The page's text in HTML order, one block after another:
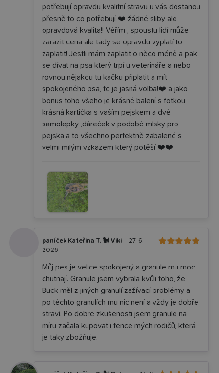
potřebují opravdu kvalitní stravu u vás dostanou
přesně to co potřebují ❤️ žádné sliby ale
opravdová kvalita!! Věřím , spoustu lidí může
zarazit cena ale tady se opravdu vyplatí to
zaplatit! Jestli mám zaplatit o něco méně a pak
se dívat na psa který trpí u veterináře a nebo
rovnou nějakou tu kačku připlatit a mít
spokojeného psa, to je jasná volba!❤️ a jako
bonus toho všeho je krásné balení s fotkou,
krásná kartička s vaším pejskem a dvě
samolepky ,dáreček v podobě mlsky pro
pejska a to všechno perfektně zabalené s
velmi milým vzkazem který potěší ❤️❤️
paníček Kateřina T. 🐩 Viki – 27. 6.
2026
Můj pes je velice spokojený a granule mu moc
chutnají. Granule jsem vybrala kvůli toho, že
Buck měl z jiných granulí zažívací problémy a
po těchto granulích mu nic není a vždy je dobře
stráví. Po dobré zkušenosti jsem granule na
míru začala kupovat i fence mých rodičů, která
je taky zbožňuje.